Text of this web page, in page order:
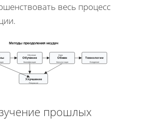
весь процесс
Методы преодоления неудач
Обучение
Квалификация
Обмен
Консультации
Технологии
Внедрение
Обучение Идеи
Улучшение
Результат
прошлых